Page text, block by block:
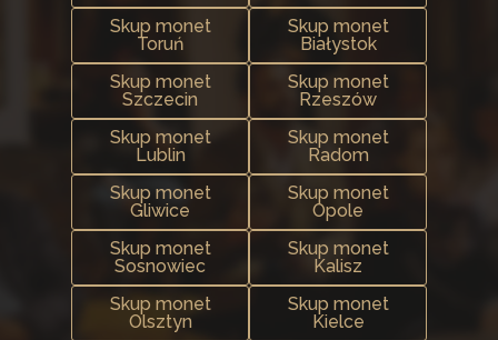
Skup monet
Toruń
Skup monet
Białystok
Skup monet
Szczecin
Skup monet
Rzeszów
Skup monet
Lublin
Skup monet
Radom
Skup monet
Gliwice
Skup monet
Opole
Skup monet
Sosnowiec
Skup monet
Kalisz
Skup monet
Olsztyn
Skup monet
Kielce